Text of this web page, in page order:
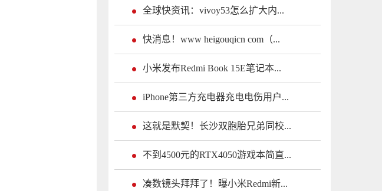
全球快资讯：vivoy53怎么扩大内...
快消息！www heigouqicn com（...
小米发布Redmi Book 15E笔记本...
iPhone第三方充电器充电电伤用户...
这就是默契！长沙双胞胎兄弟同校...
不到4500元的RTX4050游戏本简直...
凑数镜头拜拜了！曝小米Redmi新...